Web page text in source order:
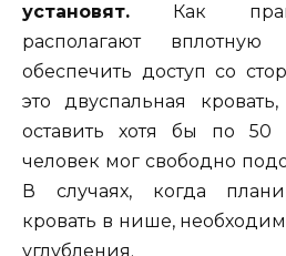
установят. Как
располагают
обеспечить доступ со
это двуспальная
оставить хотя бы по
человек мог свободно
В случаях, когда
кровать в нише,
углубления.